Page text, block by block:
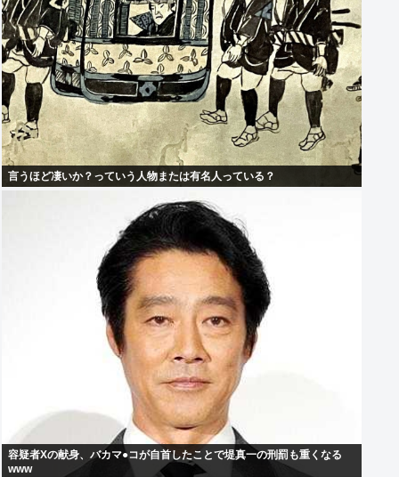
言うほど凄いか？っていう人物または有名人っている？
容疑者Xの献身、バカマ●コが自首したことで堤真一の刑罰も重くなる
www